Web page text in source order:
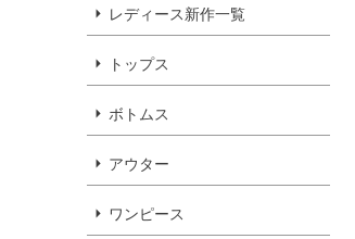
レディース新作一覧
トップス
ボトムス
アウター
ワンピース